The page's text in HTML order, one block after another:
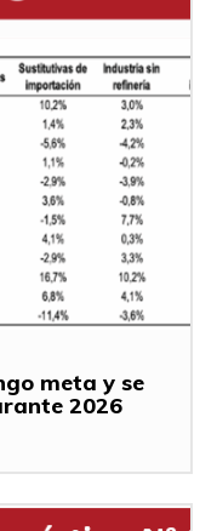
meta y se
2026